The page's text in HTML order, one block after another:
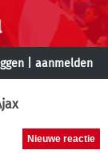
aanmelden